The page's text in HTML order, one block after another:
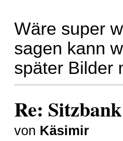
Wäre super
sagen kann
später Bilder
Re:
von Käsimir